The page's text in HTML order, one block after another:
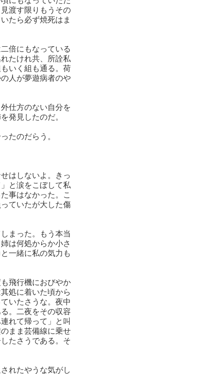
渡す限りもうその
たら必ず焼死はま
倍にもなっている
たけれ共、所詮私
いく組も通る。荷
人が夢遊病者のや
仕方のない自分を
発見したのだ。
たのだらう。
はしないよ。きっ
と涙をこぼして私
事はなかった。こ
ていたが大した傷
まった。もう本当
は何処からか小さ
一緒に私の気力も
飛行機におびやか
処に着いた頃から
いたさうな。夜中
。二夜をその収容
れて帰って」と叫
まま芸備線に乗せ
たさうである。そ
れたやうな気がし